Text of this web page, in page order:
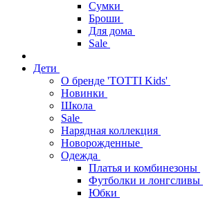
Сумки
Броши
Для дома
Sale
Дети
О бренде 'TOTTI Kids'
Новинки
Школа
Sale
Нарядная коллекция
Новорожденные
Одежда
Платья и комбинезоны
Футболки и лонгсливы
Юбки